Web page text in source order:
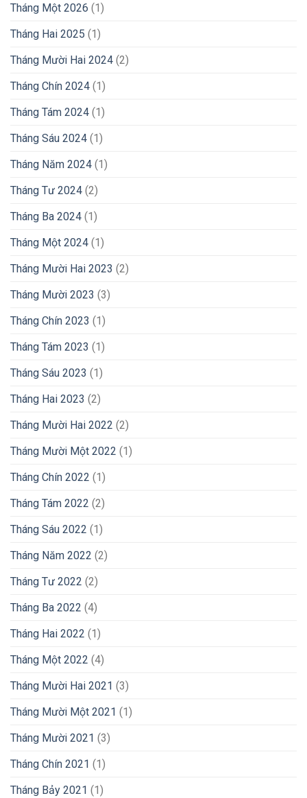
Tháng Một 2026 (1)
Tháng Hai 2025 (1)
Tháng Mười Hai 2024 (2)
Tháng Chín 2024 (1)
Tháng Tám 2024 (1)
Tháng Sáu 2024 (1)
Tháng Năm 2024 (1)
Tháng Tư 2024 (2)
Tháng Ba 2024 (1)
Tháng Một 2024 (1)
Tháng Mười Hai 2023 (2)
Tháng Mười 2023 (3)
Tháng Chín 2023 (1)
Tháng Tám 2023 (1)
Tháng Sáu 2023 (1)
Tháng Hai 2023 (2)
Tháng Mười Hai 2022 (2)
Tháng Mười Một 2022 (1)
Tháng Chín 2022 (1)
Tháng Tám 2022 (2)
Tháng Sáu 2022 (1)
Tháng Năm 2022 (2)
Tháng Tư 2022 (2)
Tháng Ba 2022 (4)
Tháng Hai 2022 (1)
Tháng Một 2022 (4)
Tháng Mười Hai 2021 (3)
Tháng Mười Một 2021 (1)
Tháng Mười 2021 (3)
Tháng Chín 2021 (1)
Tháng Bảy 2021 (1)